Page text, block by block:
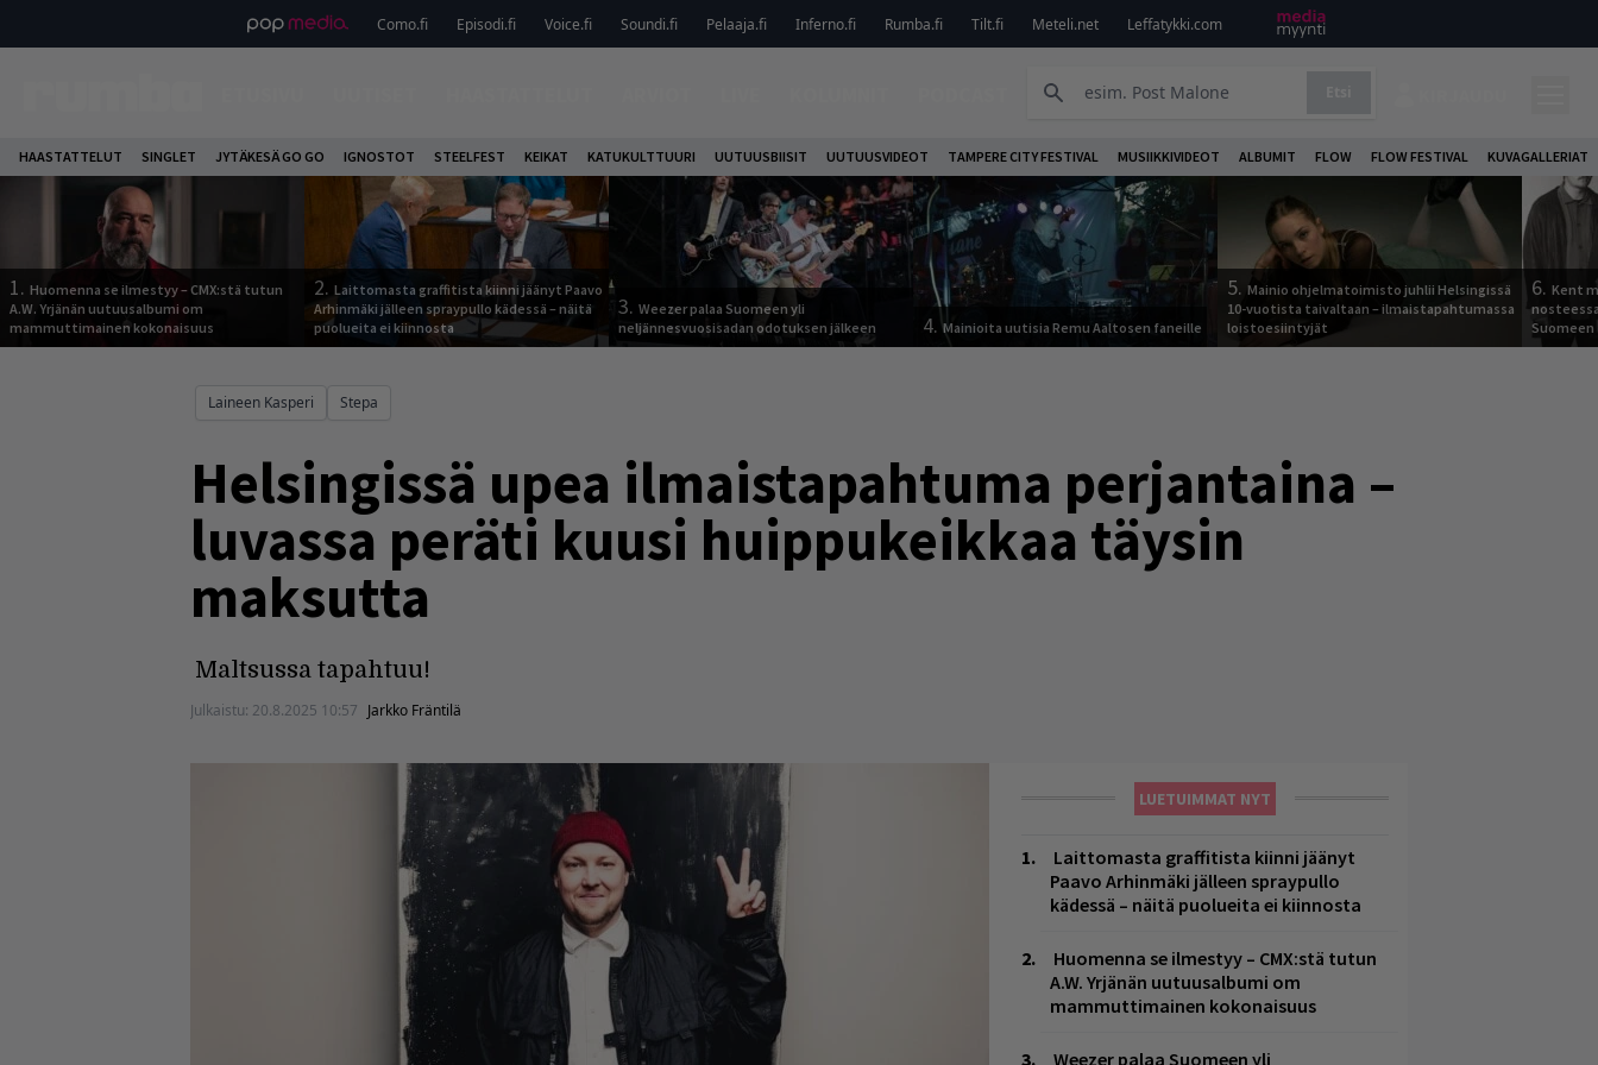
Como.fi Episodi.fi Voice.fi Soundi.fi Pelaaja.fi Inferno.fi Rumba.fi Tilt.fi Meteli.net Leffatykki.com
HAASTATTELUT SINGLET JYTÄKESÄ GO GO IGNOSTOT STEELFEST KEIKAT KATUKULTTUURI UUTUUSBIISIT UUTUUSVIDEOT TAMPERE CITY FESTIVAL MUSIIKKIVIDEOT ALBUMIT FLOW FLOW FESTIVAL KUVAGALLERIAT
1. Huomenna se ilmestyy – CMX:stä tutun
A.W. Yrjänän uutuusalbumi om
mammuttimainen kokonaisuus
2. Laittomasta graffitista kiinni jäänyt Paavo
Arhinmäki jälleen spraypullo kädessä – näitä
puolueita ei kiinnosta
3. Weezer palaa Suomeen yli
neljännesvuosisadan odotuksen jälkeen
4.Mainioita uutisia Remu Aaltosen faneille
5. Mainio ohjelmatoimisto juhlii Helsingissä
10-vuotista taivaltaan – ilmaistapahtumassa
loistoesiintyjät
6. Kent
Suomeen
Laineen Kasperi Stepa
Helsingissä upea ilmaistapahtuma perjantaina –
luvassa peräti kuusi huippukeikkaa täysin
maksutta
Maltsussa tapahtuu!
Julkaistu: 20.8.2025 10:57 Jarkko Fräntilä
LUETUIMMAT NYT
Laittomasta graffitista kiinni jäänyt
Paavo Arhinmäki jälleen spraypullo
kädessä – näitä puolueita ei kiinnosta
Huomenna se ilmestyy – CMX:stä tutun
A.W. Yrjänän uutuusalbumi om
mammuttimainen kokonaisuus
Weezer palaa Suomeen yli